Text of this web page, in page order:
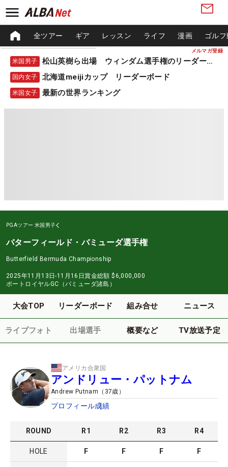
メルマガ登録
全ツアー ギア レッスン ライフ 漫画 ゴル
米国男子 松山英樹ら出場 ウィンダム選手権のリーダーボード
国内女子 北海道meijiカップ リーダーボード
米国女子 最新の世界ランキング
PGAツアー 米国男子
バターフィールド・バミューダ選手権
Butterfield Bermuda Championship
2025年11月13日-11月16日賞金総額 $6,000,000
ポートロイヤルGC（バミューダ諸島）
大会TOP リーダーボード 組み合せ ニュース
ライブフォト 出場選手 概要など TV放送予定
アメリカ合衆国
アンドリュー・パットナム
Andrew Putnam （ 37歳）
プロフィール成績
ROUND R1 R2 R3 R4
HOLE F F F F